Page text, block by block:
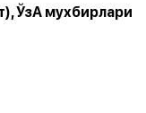
ЎзА мухбирлари